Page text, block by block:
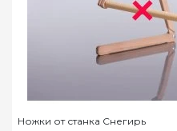
Ножки от станка Снегирь